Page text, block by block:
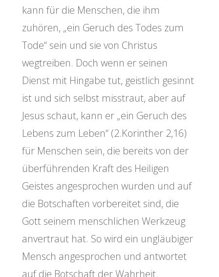
kann für die Menschen, die ihm
zuhören, „ein Geruch des Todes zum
Tode“ sein und sie von Christus
wegtreiben. Doch wenn er seinen
Dienst mit Hingabe tut, geistlich gesinnt
ist und sich selbst misstraut, aber auf
Jesus schaut, kann er „ein Geruch des
Lebens zum Leben“ (2.Korinther 2,16)
für Menschen sein, die bereits von der
überführenden Kraft des Heiligen
Geistes angesprochen wurden und auf
die Botschaften vorbereitet sind, die
Gott seinem menschlichen Werkzeug
anvertraut hat. So wird ein ungläubiger
Mensch angesprochen und antwortet
auf die Botschaft der Wahrheit.